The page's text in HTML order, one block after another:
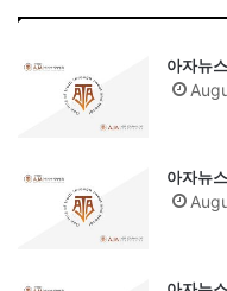
아자뉴
아자뉴